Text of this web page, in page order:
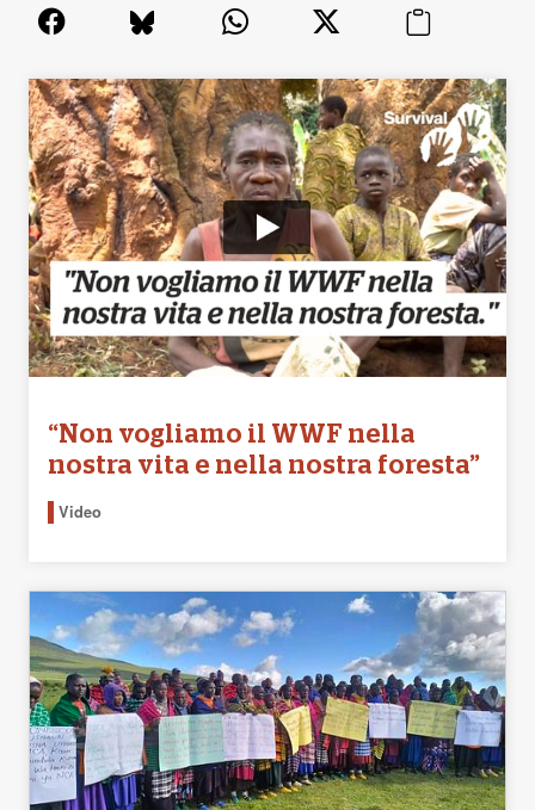
“Non vogliamo il WWF nella
nostra vita e nella nostra foresta”
Video